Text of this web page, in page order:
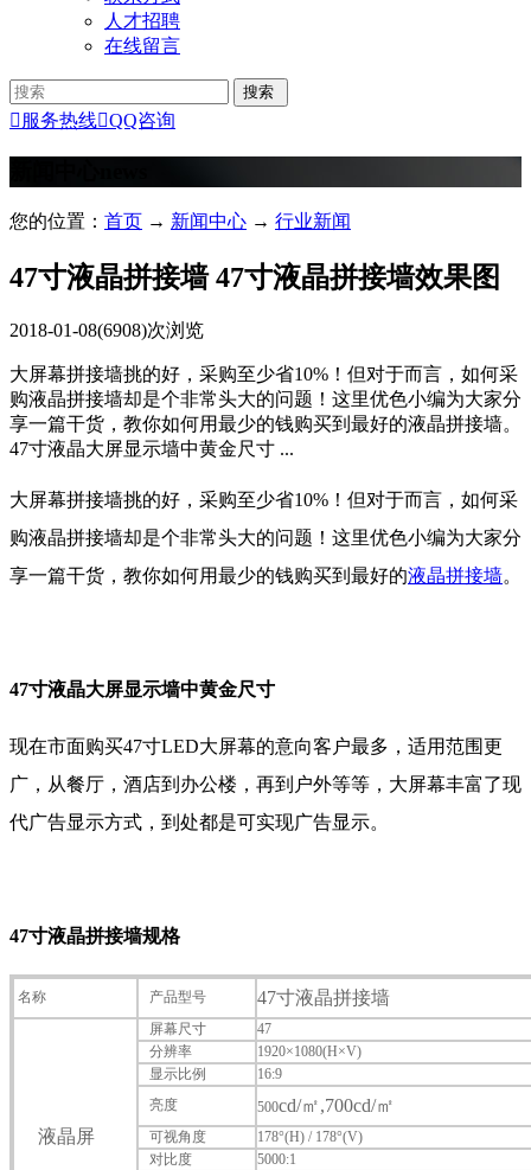
人才招聘
在线留言
 服务热线QQ咨询
您的位置： 首页 → 新闻中心 → 行业新闻
47寸液晶拼接墙 47寸液晶拼接墙效果图
2018-01-08(6908)次浏览
大屏幕拼接墙挑的好，采购至少省10%！但对于而言，如何采
购液晶拼接墙却是个非常头大的问题！这里优色小编为大家分
享一篇干货，教你如何用最少的钱购买到最好的液晶拼接墙。
47寸液晶大屏显示墙中黄金尺寸 ...
大屏幕拼接墙挑的好，采购至少省10%！但对于而言，如何采
购液晶拼接墙却是个非常头大的问题！这里优色小编为大家分
享一篇干货，教你如何用最少的钱购买到最好的液晶拼接墙。
47寸液晶大屏显示墙中黄金尺寸
现在市面购买47寸LED大屏幕的意向客户最多，适用范围更
广，从餐厅，酒店到办公楼，再到户外等等，大屏幕丰富了现
代广告显示方式，到处都是可实现广告显示。
47寸液晶拼接墙规格
名称 产品型号 47寸液晶拼接墙
液晶屏
屏幕尺寸
47
分辨率
1920×1080(H×V)
显示比例
16:9
亮度
500cd/㎡,700cd/㎡
可视角度
178°(H) / 178°(V)
对比度
5000:1